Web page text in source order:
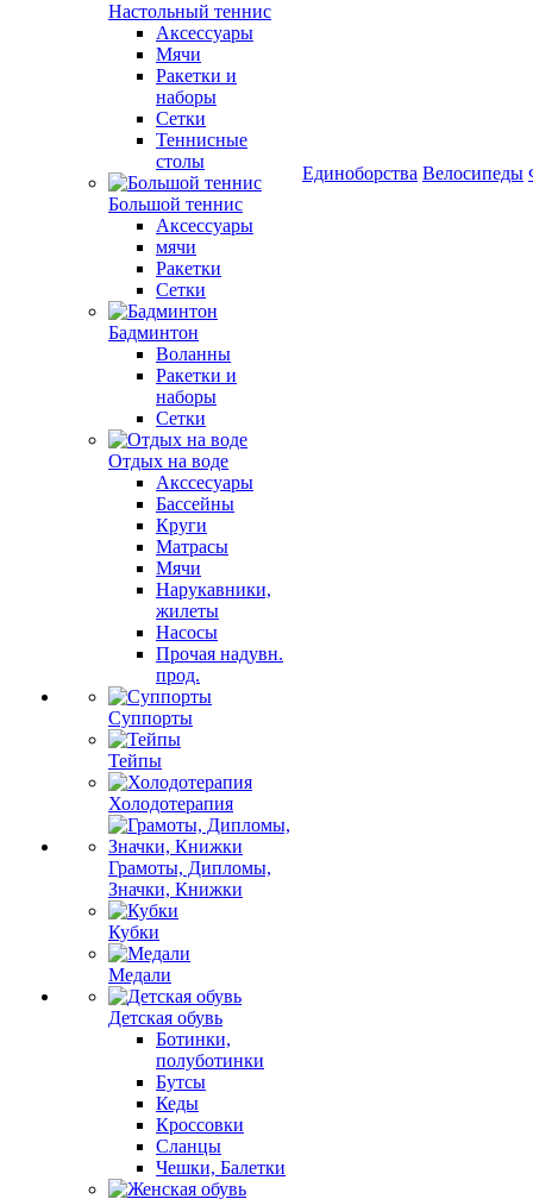
Настольный теннис
Аксессуары
Мячи
Ракетки и
наборы
Сетки
Теннисные
столы
Большой теннис
Аксессуары
мячи
Ракетки
Сетки
Бадминтон
Воланны
Ракетки и
наборы
Сетки
Отдых на воде
Акссесуары
Бассейны
Круги
Матрасы
Мячи
Нарукавники,
жилеты
Насосы
Прочая надувн.
прод.
Суппорты
Тейпы
Холодотерапия
Грамоты, Дипломы,
Значки, Книжки
Кубки
Медали
Детская обувь
Ботинки,
полуботинки
Бутсы
Кеды
Кроссовки
Сланцы
Чешки, Балетки
Единоборства Велосипеды